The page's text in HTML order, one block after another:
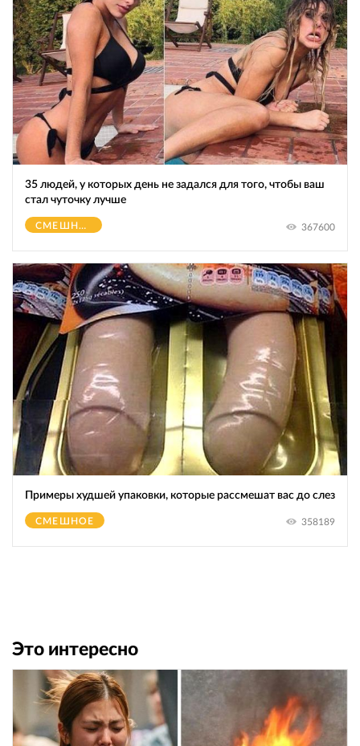
35 людей, у которых день не задался для того, чтобы ваш
стал чуточку лучше
СМЕШНОЕ 367600
Примеры худшей упаковки, которые рассмешат вас до слез
СМЕШНОЕ 358189
Это интересно